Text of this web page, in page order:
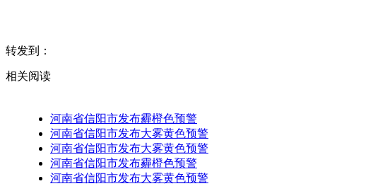
转发到：
相关阅读
河南省信阳市发布霾橙色预警
河南省信阳市发布大雾黄色预警
河南省信阳市发布大雾黄色预警
河南省信阳市发布霾橙色预警
河南省信阳市发布大雾黄色预警